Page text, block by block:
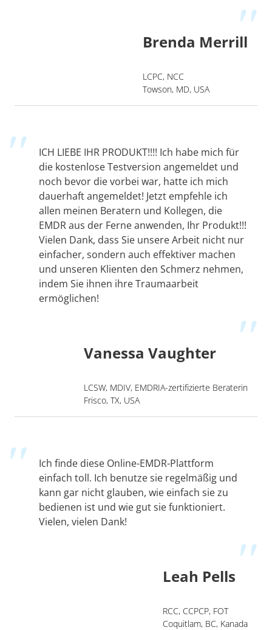
Brenda Merrill
LCPC, NCC
Towson, MD, USA
Vanessa Vaughter
LCSW, MDIV, EMDRIA-zertifizierte Beraterin
Frisco, TX, USA
ICH LIEBE IHR PRODUKT!!!! Ich habe mich für
die kostenlose Testversion angemeldet und
noch bevor die vorbei war, hatte ich mich
dauerhaft angemeldet! Jetzt empfehle ich
allen meinen Beratern und Kollegen, die
EMDR aus der Ferne anwenden, Ihr Produkt!!!
Vielen Dank, dass Sie unsere Arbeit nicht nur
einfacher, sondern auch effektiver machen
und unseren Klienten den Schmerz nehmen,
indem Sie ihnen ihre Traumaarbeit
ermöglichen!
Leah Pells
RCC, CCPCP, FOT
Coquitlam, BC, Kanada
Ich finde diese Online-EMDR-Plattform
einfach toll. Ich benutze sie regelmäßig und
kann gar nicht glauben, wie einfach sie zu
bedienen ist und wie gut sie funktioniert.
Vielen, vielen Dank!